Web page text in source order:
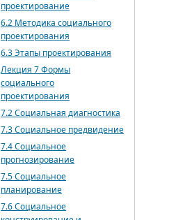
проектирование
6.2 Методика социального
проектирования
6.3 Этапы проектирования
Лекция 7 Формы
социального
проектирования
7.2 Социальная диагностика
7.3 Социальное предвидение
7.4 Социальное
прогнозирование
7.5 Социальное
планирование
7.6 Социальное